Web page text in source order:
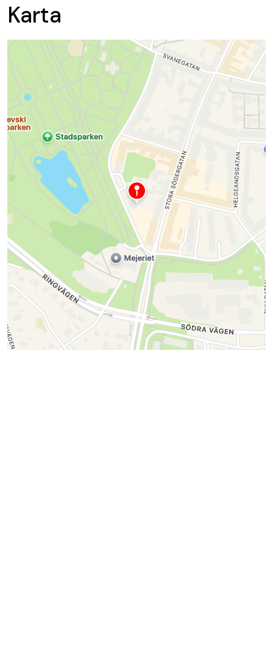
Karta